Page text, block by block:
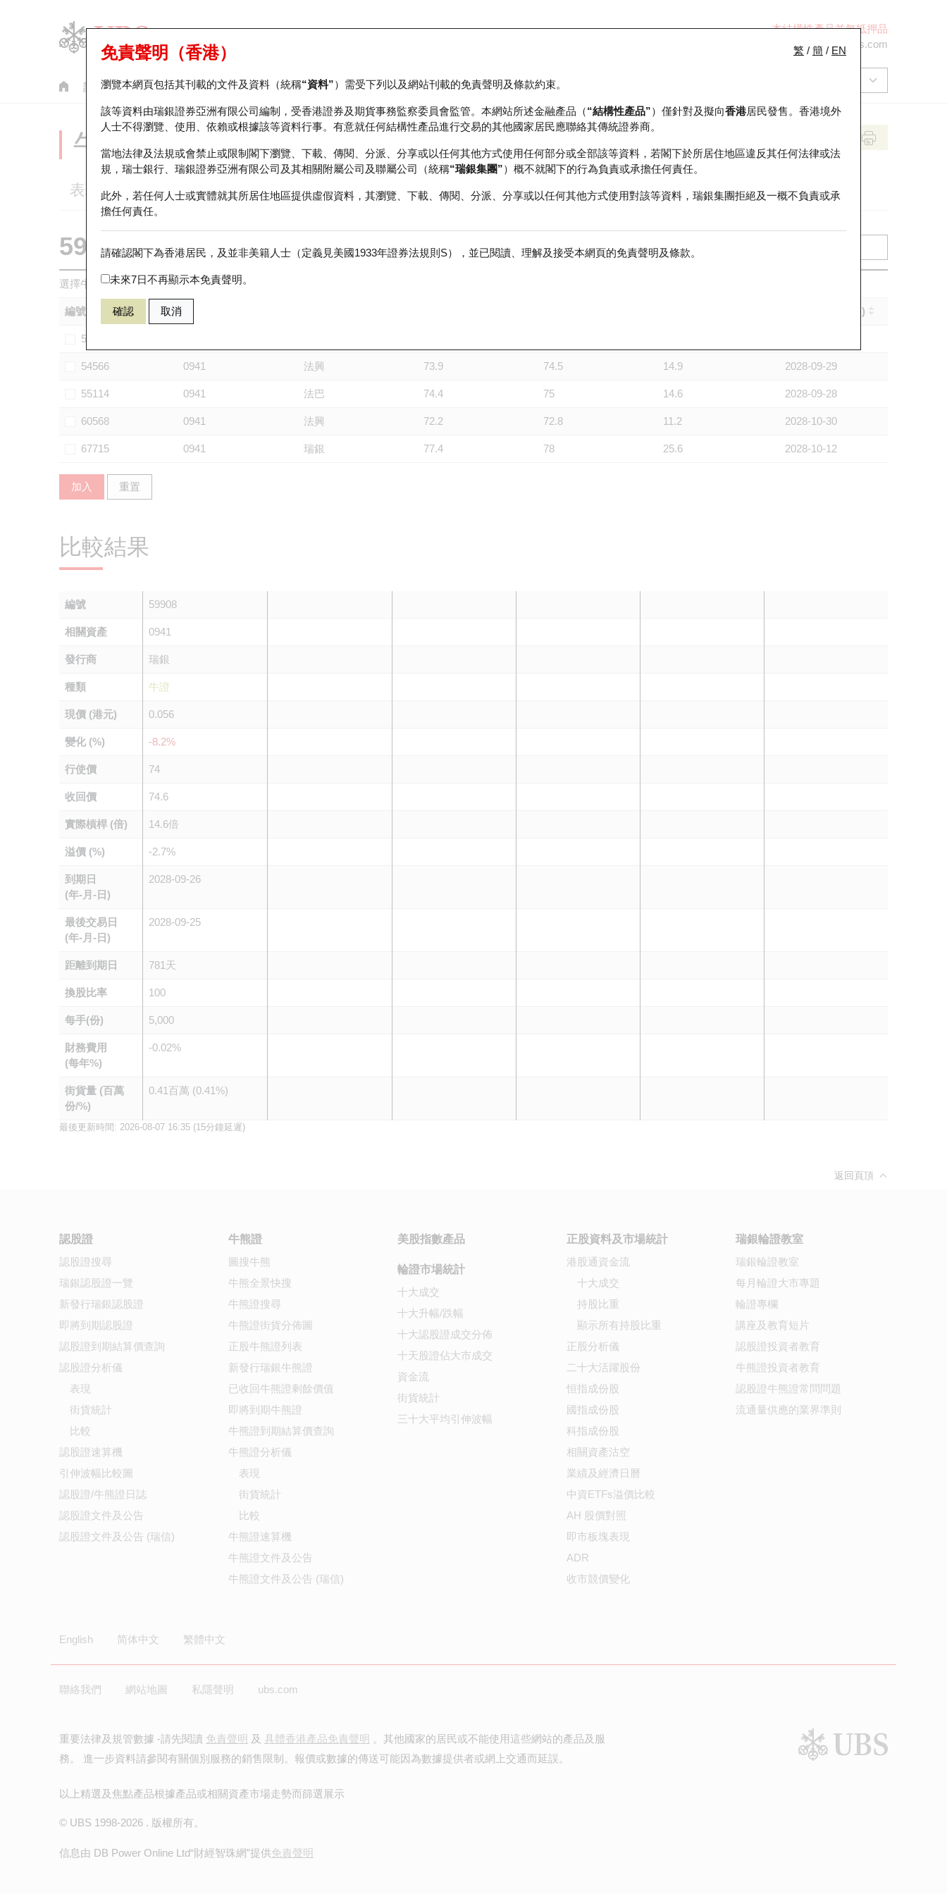
本結構性產品並無抵押品
ol-hkwarrants@ubs.com
認股證 牛熊證 美股指數產品 輪證市場統計 正股資料及市場統計 瑞銀輪證教室
繁 / 簡 / EN
免責聲明（香港）
瀏覽本網頁包括其刊載的文件及資料（統稱“資料”）需受下列以及網站刊載的免責聲明及條款約束。
該等資料由瑞銀證券亞洲有限公司編制，受香港證券及期貨事務監察委員會監管。本網站所述金融產品（“結構性產品”）僅針對及擬向香港居民發售。香港境外
人士不得瀏覽、使用、依賴或根據該等資料行事。有意就任何結構性產品進行交易的其他國家居民應聯絡其傳統證券商。
當地法律及法規或會禁止或限制閣下瀏覽、下載、傳閱、分派、分享或以任何其他方式使用任何部分或全部該等資料，若閣下於所居住地區違反其任何法律或法
規，瑞士銀行、瑞銀證券亞洲有限公司及其相關附屬公司及聯屬公司（統稱“瑞銀集團”）概不就閣下的行為負責或承擔任何責任。
此外，若任何人士或實體就其所居住地區提供虛假資料，其瀏覽、下載、傳閱、分派、分享或以任何其他方式使用對該等資料，瑞銀集團拒絕及一概不負責或承
擔任何責任。
請確認閣下為香港居民，及並非美籍人士（定義見美國1933年證券法規則S），並已閱讀、理解及接受本網頁的免責聲明及條款。
未來7日不再顯示本免責聲明。
確認 取消
牛熊證分析儀
表現 街貨統計 比較
59908 瑞銀牛證 0941 中國移動
選擇牛熊證作比較 *你可以選擇最多五隻牛熊證
編號 到期日 (年-月-日)
53732
54566 0941 法興 73.9 74.5 14.9 2028-09-29
55114 0941 法巴 74.4 75 14.6 2028-09-28
60568 0941 法興 72.2 72.8 11.2 2028-10-30
67715 0941 瑞銀 77.4 78 25.6 2028-10-12
加入 重置
比較結果
編號 59908
相關資產 0941
發行商 瑞銀
種類 牛證
現價 (港元) 0.056
變化 (%) -8.2%
行使價 74
收回價 74.6
實際槓桿 (倍) 14.6倍
溢價 (%) -2.7%
到期日
(年-月-日)
2028-09-26
最後交易日
(年-月-日)
2028-09-25
距離到期日 781天
換股比率 100
每手(份) 5,000
財務費用
(每年%)
-0.02%
街貨量 (百萬
份/%)
0.41百萬 (0.41%)
最後更新時間: 2026-08-07 16:35 (15分鐘延遲)
返回頁頂
認股證
認股證搜尋
瑞銀認股證一覽
新發行瑞銀認股證
即將到期認股證
認股證到期結算價查詢
認股證分析儀
表現
街貨統計
比較
認股證速算機
引伸波幅比較圖
認股證/牛熊證日誌
認股證文件及公告
認股證文件及公告 (瑞信)
牛熊證
圖搜牛熊
牛熊全景快搜
牛熊證搜尋
牛熊證街貨分佈圖
正股牛熊證列表
新發行瑞銀牛熊證
已收回牛熊證剩餘價值
即將到期牛熊證
牛熊證到期結算價查詢
牛熊證分析儀
表現
街貨統計
比較
牛熊證速算機
牛熊證文件及公告
牛熊證文件及公告 (瑞信)
美股指數產品
輪證市場統計
十大成交
十大升幅/跌幅
十大認股證成交分佈
十天股證佔大市成交
資金流
街貨統計
三十大平均引伸波幅
正股資料及市場統計
港股通資金流
十大成交
持股比重
顯示所有持股比重
正股分析儀
二十大活躍股份
恒指成份股
國指成份股
科指成份股
相關資產沽空
業績及經濟日曆
中資ETFs溢價比較
AH 股價對照
即市板塊表現
ADR
收市競價變化
瑞銀輪證教室
瑞銀輪證教室
每月輪證大市專題
輪證專欄
講座及教育短片
認股證投資者教育
牛熊證投資者教育
認股證牛熊證常問問題
流通量供應的業界準則
English 简体中文 繁體中文
聯絡我們 網站地圖 私隱聲明 ubs.com
重要法律及規管數據 -請先閱讀 免責聲明 及 具體香港產品免責聲明 。其他國家的居民或不能使用這些網站的產品及服
務。 進一步資料請參閱有關個別服務的銷售限制。報價或數據的傳送可能因為數據提供者或網上交通而延誤。
以上精選及焦點產品根據產品或相關資產市場走勢而篩選展示
© UBS 1998-2026 . 版權所有。
信息由 DB Power Online Ltd“財經智珠網”提供免責聲明